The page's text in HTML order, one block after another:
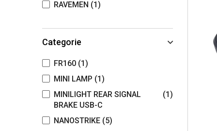
RAVEMEN (1)
Categorie
FR160 (1)
MINI LAMP (1)
MINILIGHT REAR SIGNAL
BRAKE USB-C
(1)
NANOSTRIKE (5)